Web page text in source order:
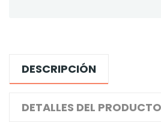
DESCRIPCIÓN
DETALLES DEL PRODUCTO